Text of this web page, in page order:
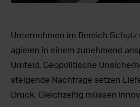
Unternehmen im Bereich
agieren in einem zunehmend
Umfeld. Geopolitische
steigende Nachfrage setzen
Druck. Gleichzeitig müssen